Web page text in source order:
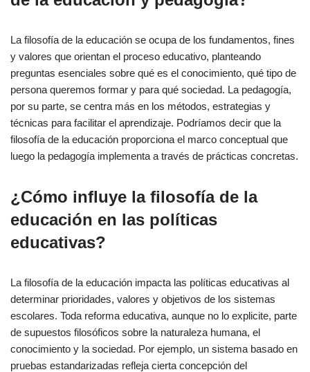
La filosofía de la educación se ocupa de los fundamentos, fines
y valores que orientan el proceso educativo, planteando
preguntas esenciales sobre qué es el conocimiento, qué tipo de
persona queremos formar y para qué sociedad. La pedagogía,
por su parte, se centra más en los métodos, estrategias y
técnicas para facilitar el aprendizaje. Podríamos decir que la
filosofía de la educación proporciona el marco conceptual que
luego la pedagogía implementa a través de prácticas concretas.
¿Cómo influye la filosofía de la
educación en las políticas
educativas?
La filosofía de la educación impacta las políticas educativas al
determinar prioridades, valores y objetivos de los sistemas
escolares. Toda reforma educativa, aunque no lo explicite, parte
de supuestos filosóficos sobre la naturaleza humana, el
conocimiento y la sociedad. Por ejemplo, un sistema basado en
pruebas estandarizadas refleja cierta concepción del